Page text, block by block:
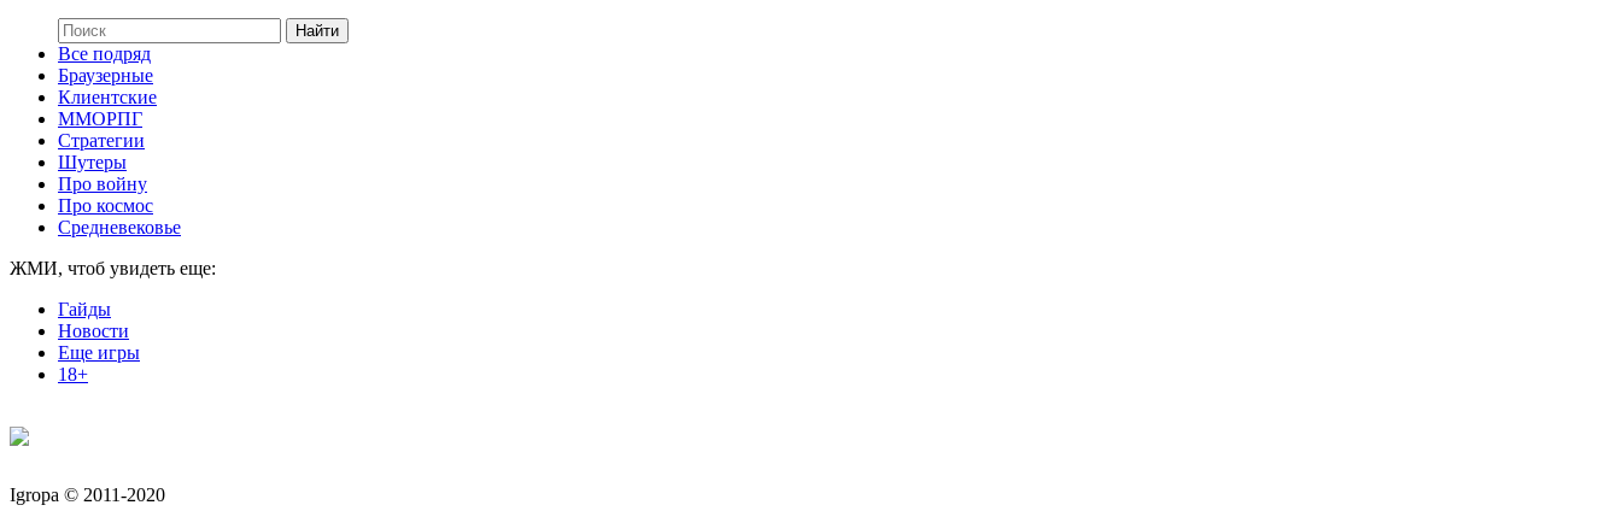
Все подряд
Браузерные
Клиентские
ММОРПГ
Стратегии
Шутеры
Про войну
Про космос
Средневековье
ЖМИ, чтоб увидеть еще:
Гайды
Новости
Еще игры
18+
Igropa © 2011-2020